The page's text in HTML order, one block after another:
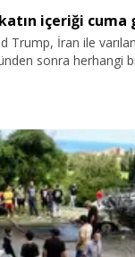
Trump, İran ile
sonra herhangi